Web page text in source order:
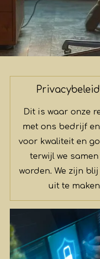
Dit is waar onze
met ons bedrijf
voor kwaliteit en
terwijl we
worden. We zijn
uit te